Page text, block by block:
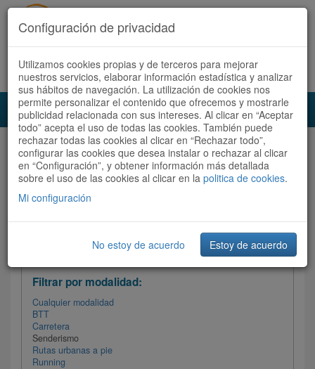
Acceder Registrate ahora Español | Català
Audioruta Todas las rutas
Todas las rutas
Ordenar por: Más recientes /
Filtrar las rutas
Filtrar por modalidad:
Cualquier modalidad
BTT
Carretera
Senderismo
Rutas urbanas a pie
Running
Configuración de privacidad
Utilizamos cookies propias y de terceros para mejorar
nuestros servicios, elaborar información estadística y analizar
sus hábitos de navegación. La utilización de cookies nos
permite personalizar el contenido que ofrecemos y mostrarle
publicidad relacionada con sus intereses. Al clicar en “Aceptar
todo” acepta el uso de todas las cookies. También puede
rechazar todas las cookies al clicar en “Rechazar todo”,
configurar las cookies que desea instalar o rechazar al clicar
en “Configuración”, y obtener información más detallada
sobre el uso de las cookies al clicar en la politica de cookies.
Mi configuración
No estoy de acuerdo Estoy de acuerdo